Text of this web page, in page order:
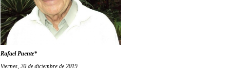
Rafael Puente*
Viernes, 20 de diciembre de 2019